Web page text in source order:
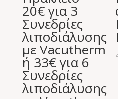
20€ για 3
Συνεδρίες
λιποδιάλυσης
με Vacutherm
ή 33€ για 6
Συνεδρίες
λιποδιάλυσης